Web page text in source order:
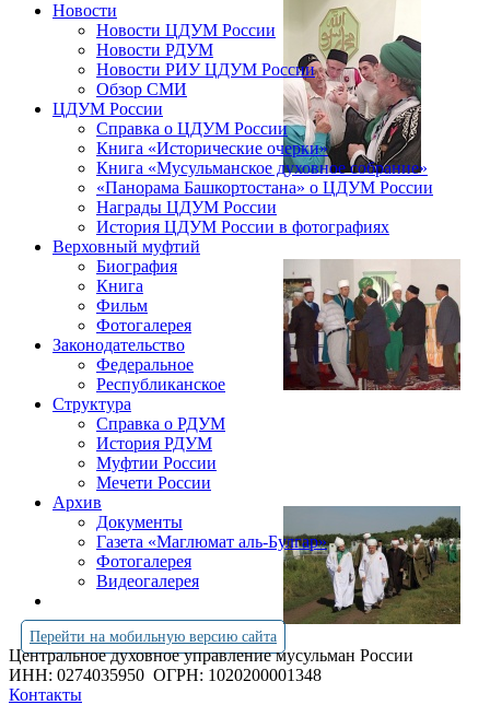
Новости
Новости ЦДУМ России
Новости РДУМ
Новости РИУ ЦДУМ России
Обзор СМИ
ЦДУМ России
Справка о ЦДУМ России
Книга «Исторические очерки»
Книга «Мусульманское духовное собрание»
«Панорама Башкортостана» о ЦДУМ России
Награды ЦДУМ России
История ЦДУМ России в фотографиях
Верховный муфтий
Биография
Книга
Фильм
Фотогалерея
Законодательство
Федеральное
Республиканское
Структура
Справка о РДУМ
История РДУМ
Муфтии России
Мечети России
Архив
Документы
Газета «Маглюмат аль-Булгар»
Фотогалерея
Видеогалерея
Перейти на мобильную версию сайта
Центральное духовное управление мусульман России
ИНН: 0274035950 ОГРН: 1020200001348
Контакты